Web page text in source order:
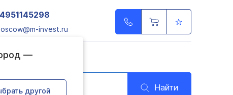
—
другой
invest.ru
Найти